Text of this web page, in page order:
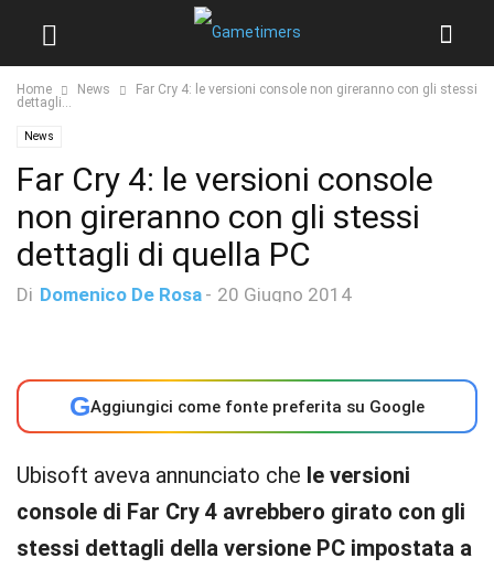
Home News
Far Cry 4: le versioni console non gireranno con gli stessi
dettagli...
News
Far Cry 4: le versioni console
non gireranno con gli stessi
dettagli di quella PC
Di Domenico De Rosa - 20 Giugno 2014
GAggiungici come fonte preferita su Google
Ubisoft aveva annunciato che le versioni
console di Far Cry 4 avrebbero girato con gli
stessi dettagli della versione PC impostata a